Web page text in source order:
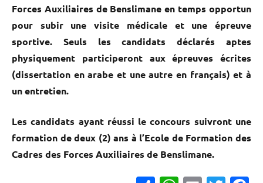
Forces Auxiliaires de Benslimane en temps opportun
pour subir une visite médicale et une épreuve
sportive. Seuls les candidats déclarés aptes
physiquement participeront aux épreuves écrites
(dissertation en arabe et une autre en français) et à
un entretien.
Les candidats ayant réussi le concours suivront une
formation de deux (2) ans à l’Ecole de Formation des
Cadres des Forces Auxiliaires de Benslimane.